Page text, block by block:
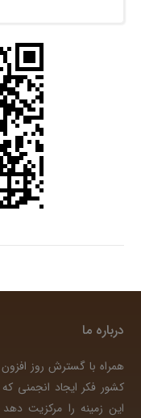
درباره ما
همراه با گسترش روز
کشور فکر ایجاد انجمنی
این زمینه را مرکزیت